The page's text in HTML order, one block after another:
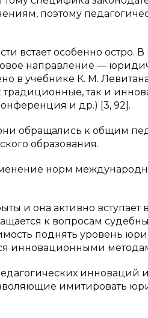
поэтому
встает особенно остро.
направление —
в учебнике К. М.
традиционные, так и
и др.) [3, 92].
обращались к общим
образования.
норм
и она активно
к вопросам
поднять уровень
инновационными
инноваций
имитировать